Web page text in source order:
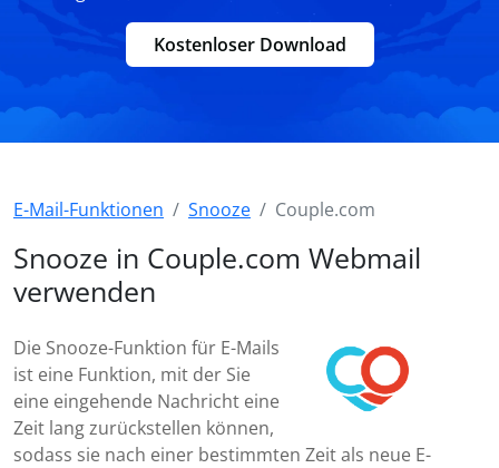
Kostenloser Download
E-Mail-Funktionen Snooze Couple.com
Snooze in Couple.com Webmail
verwenden
Die Snooze-Funktion für E-Mails
ist eine Funktion, mit der Sie
eine eingehende Nachricht eine
Zeit lang zurückstellen können,
sodass sie nach einer bestimmten Zeit als neue E-